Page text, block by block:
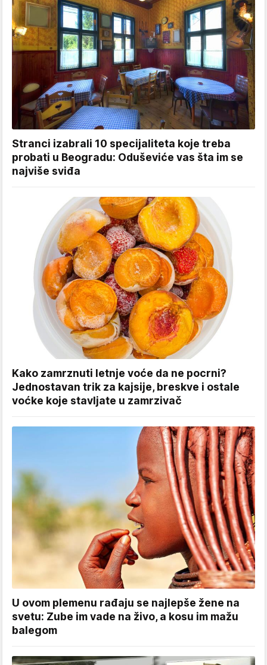
Stranci izabrali 10 specijaliteta koje treba
probati u Beogradu: Oduševiće vas šta im se
najviše sviđa
Kako zamrznuti letnje voće da ne pocrni?
Jednostavan trik za kajsije, breskve i ostale
voćke koje stavljate u zamrzivač
U ovom plemenu rađaju se najlepše žene na
svetu: Zube im vade na živo, a kosu im mažu
balegom